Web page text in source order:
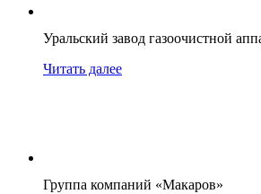
Уральский завод газоочистной
Читать далее
Группа компаний «Макаров»